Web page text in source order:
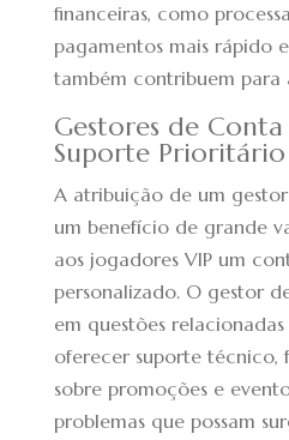
financeiras, como
pagamentos mais rápido
também contribuem para
Gestores de Conta
Suporte Prioritário
A atribuição de um
um benefício de grande
aos jogadores VIP um
personalizado. O gestor
em questões
oferecer suporte técnico,
sobre promoções e
problemas que possam